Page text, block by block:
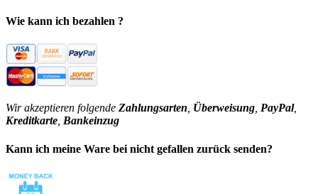
Wie kann ich bezahlen ?
Wir akzeptieren folgende Zahlungsarten, Überweisung, PayPal,
Kreditkarte, Bankeinzug
Kann ich meine Ware bei nicht gefallen zurück senden?